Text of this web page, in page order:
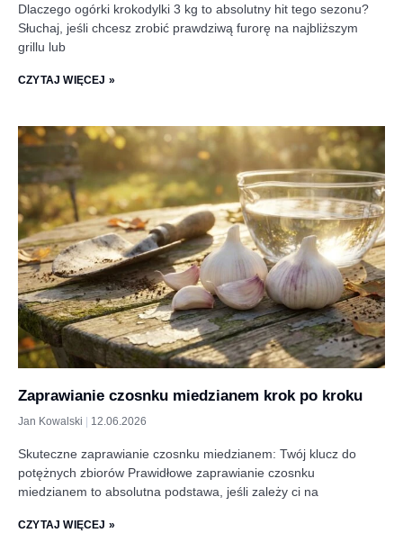
Dlaczego ogórki krokodylki 3 kg to absolutny hit tego sezonu?
Słuchaj, jeśli chcesz zrobić prawdziwą furorę na najbliższym
grillu lub
CZYTAJ WIĘCEJ »
Zaprawianie czosnku miedzianem krok po kroku
Jan Kowalski 12.06.2026
Skuteczne zaprawianie czosnku miedzianem: Twój klucz do
potężnych zbiorów Prawidłowe zaprawianie czosnku
miedzianem to absolutna podstawa, jeśli zależy ci na
CZYTAJ WIĘCEJ »